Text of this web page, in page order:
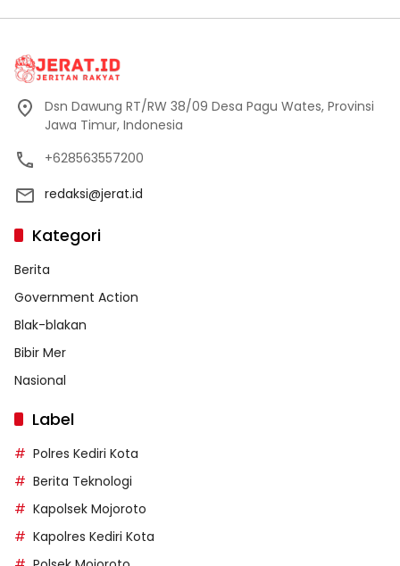
Dsn Dawung RT/RW 38/09 Desa Pagu Wates, Provinsi
Jawa Timur, Indonesia
+628563557200
redaksi@jerat.id
Kategori
Berita
Government Action
Blak-blakan
Bibir Mer
Nasional
Label
Polres Kediri Kota
Berita Teknologi
Kapolsek Mojoroto
Kapolres Kediri Kota